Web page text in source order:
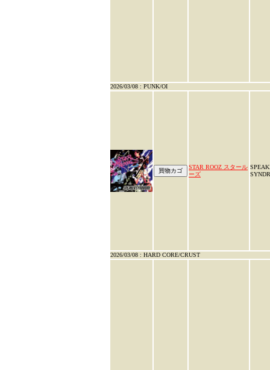
2026/03/08 : PUNK/OI
STAR ROOZ スタール
ーズ
2026/03/08 : HARD CORE/CRUST